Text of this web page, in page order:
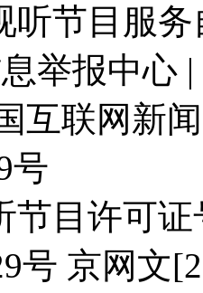
听节目服
举报中心
互联网新
号
节目许可
号 京网文